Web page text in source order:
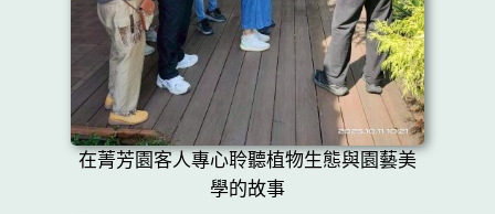
在菁芳園客人專心聆聽植物生態與園藝美
學的故事